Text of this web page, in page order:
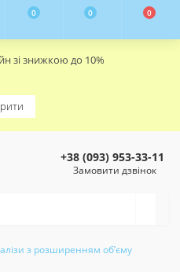
зі знижкою до 10%
0 0 0
+38 (093) 953-33-11
Замовити дзвінок
з розширенням об’єму